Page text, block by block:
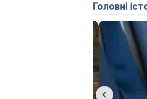
Головні